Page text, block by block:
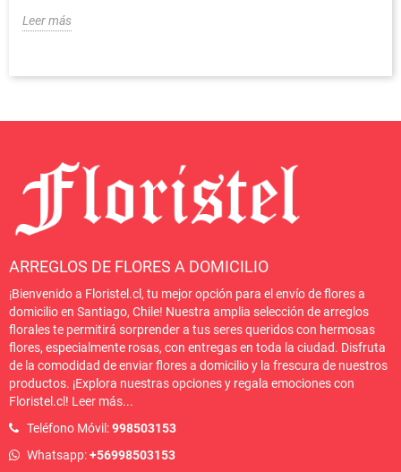
Leer más
ARREGLOS DE FLORES A DOMICILIO
¡Bienvenido a Floristel.cl, tu mejor opción para el envío de flores a
domicilio en Santiago, Chile! Nuestra amplia selección de arreglos
florales te permitirá sorprender a tus seres queridos con hermosas
flores, especialmente rosas, con entregas en toda la ciudad. Disfruta
de la comodidad de enviar flores a domicilio y la frescura de nuestros
productos. ¡Explora nuestras opciones y regala emociones con
Floristel.cl! Leer más...
Teléfono Móvil:998503153
Whatsapp:+56998503153